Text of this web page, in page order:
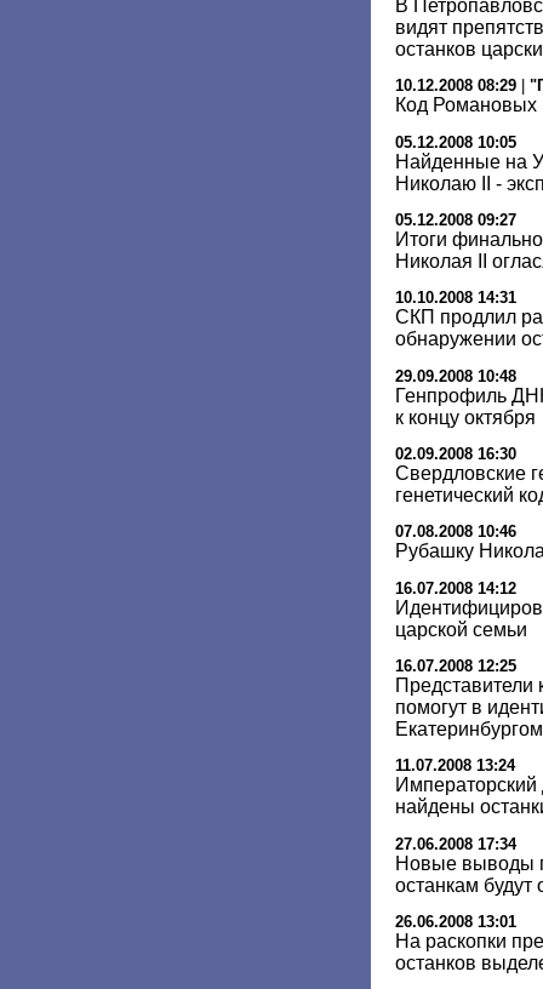
В
видят
останков
10.12.2008 08:29
Код Романовых
05.12.2008 10:05
Найденные на
Николаю II -
05.12.2008 09:27
Итоги
Николая II
10.10.2008 14:31
СКП продлил
обнаружении
29.09.2008 10:48
Генпрофиль
к концу октября
02.09.2008 16:30
Свердловские
генетический
07.08.2008 10:46
Рубашку
16.07.2008 14:12
царской семьи
16.07.2008 12:25
помогут в
11.07.2008 13:24
Императорский
найдены
27.06.2008 17:34
Новые выводы
останкам
26.06.2008 13:01
На раскопки
останков